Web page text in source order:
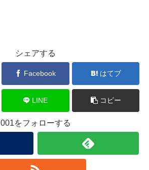
シェアする
Facebook はてブ
LINE コピー
001をフォローする